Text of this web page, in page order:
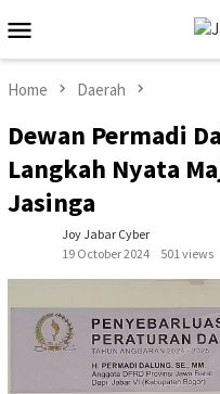
to
contentMenu
Home Daerah
Dewan Permadi
Langkah Nyata
Jasinga
Joy Jabar Cyber
19 October 2024
501 views